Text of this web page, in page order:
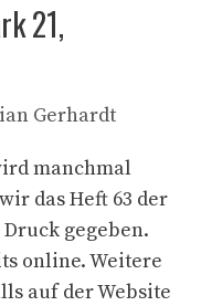
21,
Gerhardt
manchmal
das Heft 63 der
gegeben.
online. Weitere
auf der Website